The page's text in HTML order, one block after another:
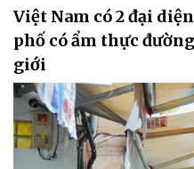
Việt Nam có 2 đại
phố có ẩm thực
giới